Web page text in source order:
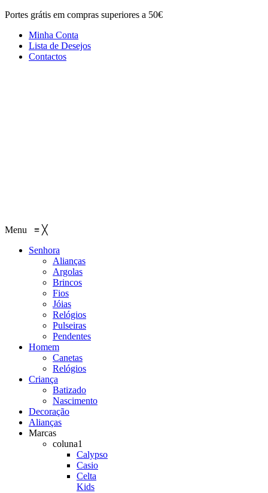
Portes grátis em compras superiores a 50€
Minha Conta
Lista de Desejos
Contactos
Menu ≡ ╳
Senhora
Alianças
Argolas
Brincos
Fios
Jóias
Relógios
Pulseiras
Pendentes
Homem
Canetas
Relógios
Criança
Batizado
Nascimento
Decoração
Alianças
Marcas
coluna1
Calypso
Casio
Celta
Kids